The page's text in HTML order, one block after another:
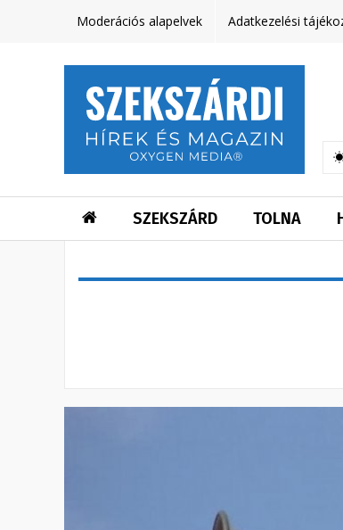
Moderációs alapelvek Adatkezelési
SZEKSZÁRD TOLNA